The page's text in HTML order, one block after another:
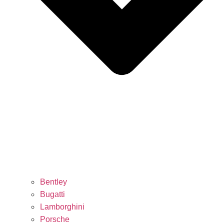
Bentley
Bugatti
Lamborghini
Porsche